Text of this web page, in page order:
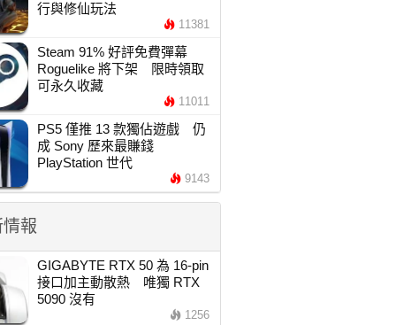
行與修仙玩法
11381
Steam 91% 好評免費彈幕
Roguelike 將下架 限時領取
可永久收藏
11011
PS5 僅推 13 款獨佔遊戲 仍
成 Sony 歷來最賺錢
PlayStation 世代
9143
報
GIGABYTE RTX 50 為 16-pin
接口加主動散熱 唯獨 RTX
5090 沒有
1256